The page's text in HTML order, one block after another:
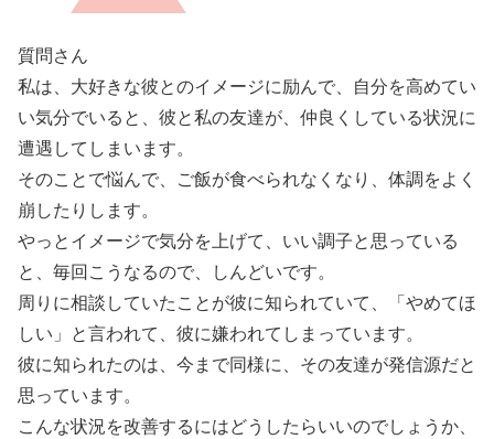
質問さん
私は、大好きな彼とのイメージに励んで、自分を高めてい
い気分でいると、彼と私の友達が、仲良くしている状況に
遭遇してしまいます。
そのことで悩んで、ご飯が食べられなくなり、体調をよく
崩したりします。
やっとイメージで気分を上げて、いい調子と思っている
と、毎回こうなるので、しんどいです。
周りに相談していたことが彼に知られていて、「やめてほ
しい」と言われて、彼に嫌われてしまっています。
彼に知られたのは、今まで同様に、その友達が発信源だと
思っています。
こんな状況を改善するにはどうしたらいいのでしょうか、